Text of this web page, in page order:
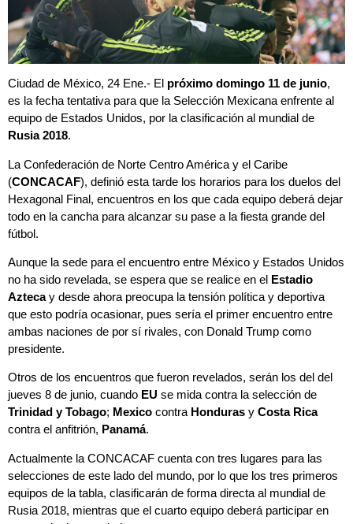
Ciudad de México, 24 Ene.- El próximo domingo 11 de junio,
es la fecha tentativa para que la Selección Mexicana enfrente al
equipo de Estados Unidos, por la clasificación al mundial de
Rusia 2018.
La Confederación de Norte Centro América y el Caribe
(CONCACAF), definió esta tarde los horarios para los duelos del
Hexagonal Final, encuentros en los que cada equipo deberá dejar
todo en la cancha para alcanzar su pase a la fiesta grande del
fútbol.
Aunque la sede para el encuentro entre México y Estados Unidos
no ha sido revelada, se espera que se realice en el Estadio
Aztecay desde ahora preocupa la tensión política y deportiva
que esto podría ocasionar, pues sería el primer encuentro entre
ambas naciones de por sí rivales, con Donald Trump como
presidente.
Otros de los encuentros que fueron revelados, serán los del del
jueves 8 de junio, cuando EU se mida contra la selección de
Trinidad y Tobago; Mexico contra Honduras y Costa Rica
contra el anfitrión, Panamá.
Actualmente la CONCACAF cuenta con tres lugares para las
selecciones de este lado del mundo, por lo que los tres primeros
equipos de la tabla, clasificarán de forma directa al mundial de
Rusia 2018, mientras que el cuarto equipo deberá participar en